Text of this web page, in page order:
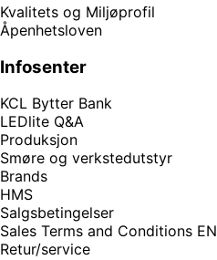
Kvalitets og Miljøprofil
Åpenhetsloven
Infosenter
KCL Bytter Bank
LEDlite Q&A
Produksjon
Smøre og verkstedutstyr
Brands
HMS
Salgsbetingelser
Sales Terms and Conditions EN
Retur/service